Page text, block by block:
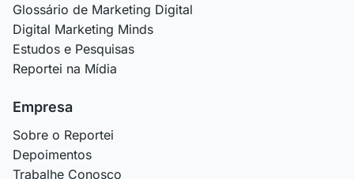
Glossário de Marketing Digital
Digital Marketing Minds
Estudos e Pesquisas
Reportei na Mídia
Empresa
Sobre o Reportei
Depoimentos
Trabalhe Conosco